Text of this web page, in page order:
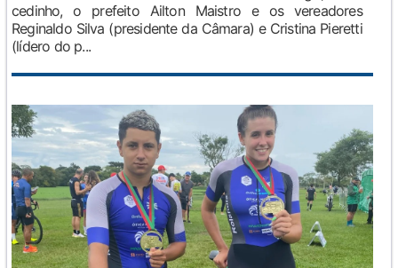
cedinho, o prefeito Ailton Maistro e os vereadores
Reginaldo Silva (presidente da Câmara) e Cristina Pieretti
(lídero do p...